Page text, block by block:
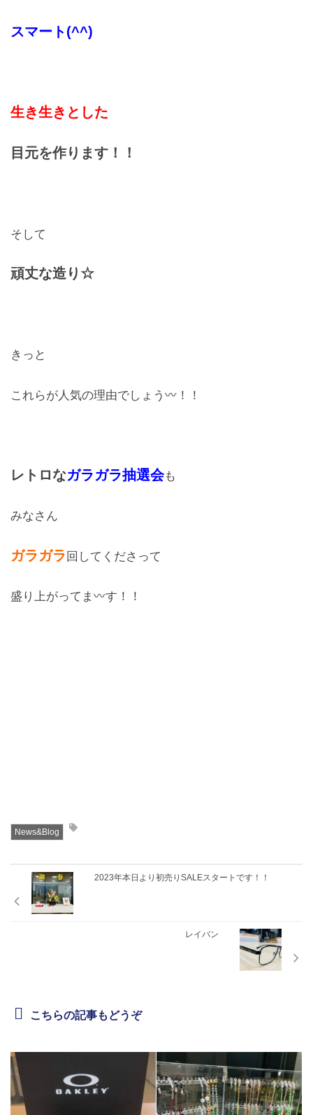
スマート(^^)
生き生きとした
目元を作ります！！
そして
頑丈な造り☆
きっと
これらが人気の理由でしょう〰！！
レトロなガラガラ抽選会も
みなさん
ガラガラ 回してくださって
盛り上がってま〰す！！
News&Blog
2023年本日より初売りSALEスタートです！！
レイバン
こちらの記事もどうぞ